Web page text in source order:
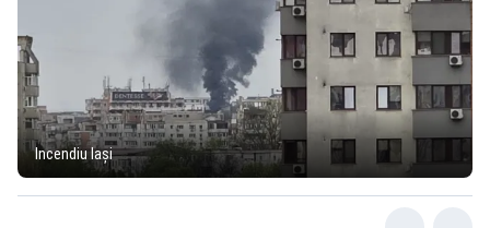
Incendiu Iași